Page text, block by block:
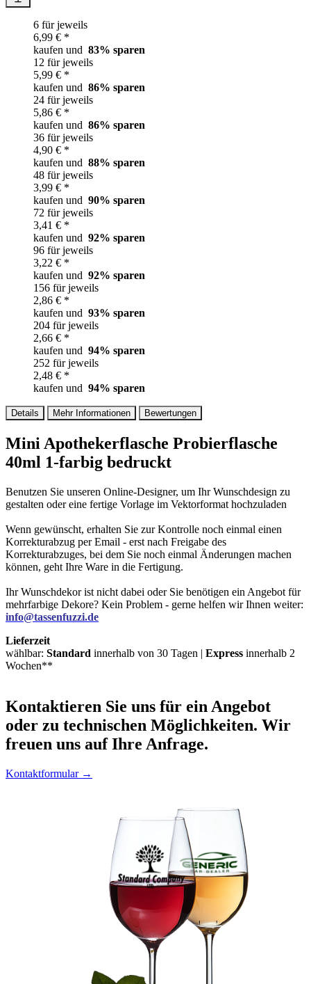
6 für jeweils
6,99 € *
kaufen und 83% sparen
12 für jeweils
5,99 € *
kaufen und 86% sparen
24 für jeweils
5,86 € *
kaufen und 86% sparen
36 für jeweils
4,90 € *
kaufen und 88% sparen
48 für jeweils
3,99 € *
kaufen und 90% sparen
72 für jeweils
3,41 € *
kaufen und 92% sparen
96 für jeweils
3,22 € *
kaufen und 92% sparen
156 für jeweils
2,86 € *
kaufen und 93% sparen
204 für jeweils
2,66 € *
kaufen und 94% sparen
252 für jeweils
2,48 € *
kaufen und 94% sparen
Details Mehr Informationen Bewertungen
Mini Apothekerflasche Probierflasche
40ml 1-farbig bedruckt
Benutzen Sie unseren Online-Designer, um Ihr Wunschdesign zu
gestalten oder eine fertige Vorlage im Vektorformat hochzuladen
Wenn gewünscht, erhalten Sie zur Kontrolle noch einmal einen
Korrekturabzug per Email - erst nach Freigabe des
Korrekturabzuges, bei dem Sie noch einmal Änderungen machen
können, geht Ihre Ware in die Fertigung.
Ihr Wunschdekor ist nicht dabei oder Sie benötigen ein Angebot für
mehrfarbige Dekore? Kein Problem - gerne helfen wir Ihnen weiter:
info@tassenfuzzi.de
Lieferzeit
wählbar: Standard innerhalb von 30 Tagen | Express innerhalb 2
Wochen**
Kontaktieren Sie uns für ein Angebot
oder zu technischen Möglichkeiten. Wir
freuen uns auf Ihre Anfrage.
Kontaktformular →